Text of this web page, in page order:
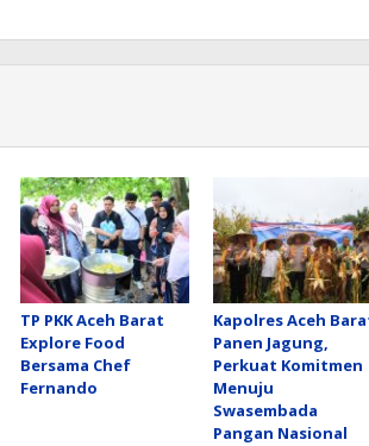
TP PKK Aceh Barat
Explore Food
Bersama Chef
Fernando
Kapolres Aceh
Panen Jagung,
Perkuat Komitmen
Menuju
Swasembada
Pangan Nasional